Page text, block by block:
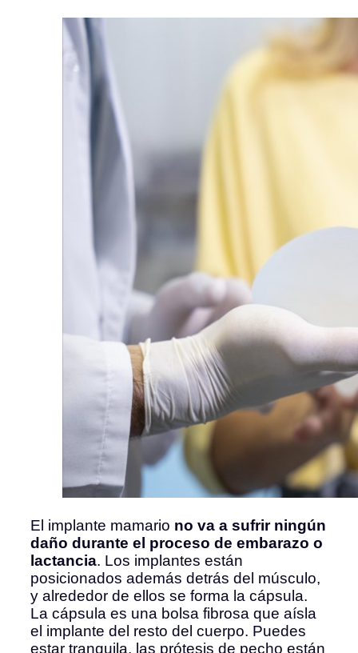
El implante mamario no va a sufrir ningún
daño durante el proceso de embarazo o
lactancia. Los implantes están
posicionados además detrás del músculo,
y alrededor de ellos se forma la cápsula.
La cápsula es una bolsa fibrosa que aísla
el implante del resto del cuerpo. Puedes
estar tranquila, las prótesis de pecho están